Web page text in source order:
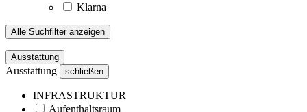
Klarna
Alle Suchfilter anzeigen
Ausstattung
Ausstattung schließen
INFRASTRUKTUR
Aufenthaltsraum